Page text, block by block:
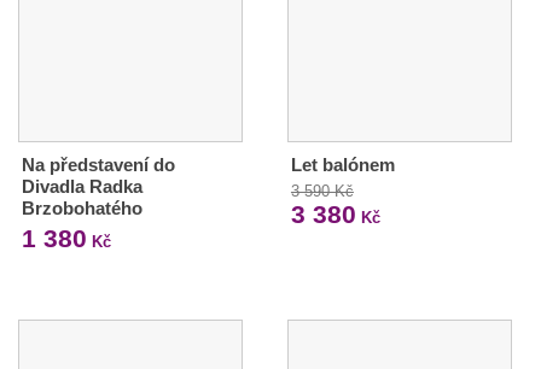
Na představení do
Divadla Radka
Brzobohatého
1 380 Kč
Let balónem
3 590 Kč
3 380 Kč